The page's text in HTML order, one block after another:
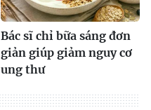
Bác sĩ chỉ bữa sáng đơn
giản giúp giảm nguy cơ
ung thư